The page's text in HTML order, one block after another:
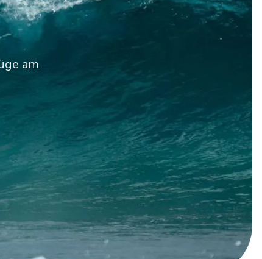
am